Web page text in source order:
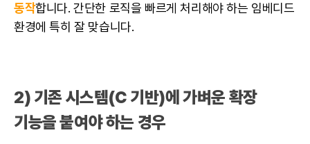
동작합니다. 간단한 로직을 빠르게 처리해야 하는 임베디드
환경에 특히 잘 맞습니다.
2) 기존 시스템(C 기반)에 가벼운 확장
기능을 붙여야 하는 경우